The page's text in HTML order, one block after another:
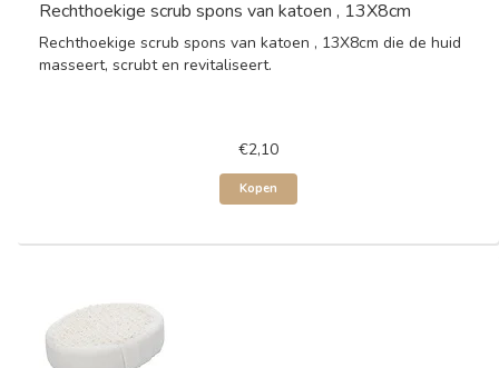
Rechthoekige scrub spons van katoen , 13X8cm
Rechthoekige scrub spons van katoen , 13X8cm die de huid
masseert, scrubt en revitaliseert.
€2,10
Kopen